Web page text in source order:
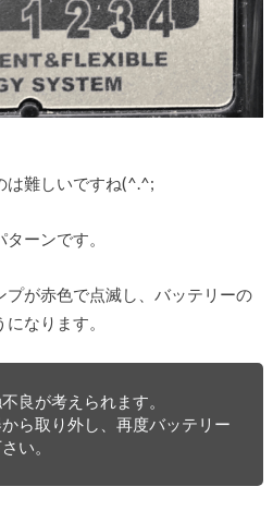
は難しいですね(^.^;
ーンです。
プが赤色で点滅し、バッテリーの
なります。
良が考えられます。
ら取り外し、再度バッテリー
い。